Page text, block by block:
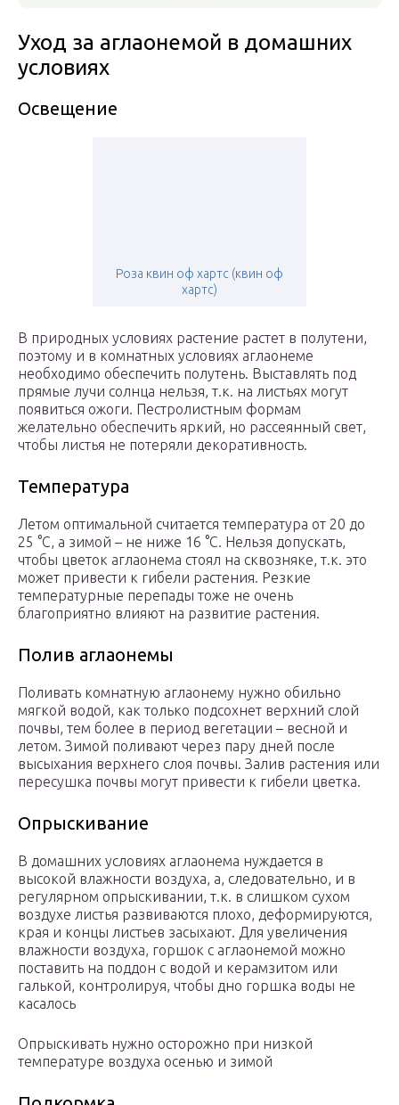
Уход за аглаонемой в домашних
условиях
Освещение
Роза квин оф хартс (квин оф
хартс)
В природных условиях растение растет в полутени,
поэтому и в комнатных условиях аглаонеме
необходимо обеспечить полутень. Выставлять под
прямые лучи солнца нельзя, т.к. на листьях могут
появиться ожоги. Пестролистным формам
желательно обеспечить яркий, но рассеянный свет,
чтобы листья не потеряли декоративность.
Температура
Летом оптимальной считается температура от 20 до
25 °C, а зимой – не ниже 16 °C. Нельзя допускать,
чтобы цветок аглаонема стоял на сквозняке, т.к. это
может привести к гибели растения. Резкие
температурные перепады тоже не очень
благоприятно влияют на развитие растения.
Полив аглаонемы
Поливать комнатную аглаонему нужно обильно
мягкой водой, как только подсохнет верхний слой
почвы, тем более в период вегетации – весной и
летом. Зимой поливают через пару дней после
высыхания верхнего слоя почвы. Залив растения или
пересушка почвы могут привести к гибели цветка.
Опрыскивание
В домашних условиях аглаонема нуждается в
высокой влажности воздуха, а, следовательно, и в
регулярном опрыскивании, т.к. в слишком сухом
воздухе листья развиваются плохо, деформируются,
края и концы листьев засыхают. Для увеличения
влажности воздуха, горшок с аглаонемой можно
поставить на поддон с водой и керамзитом или
галькой, контролируя, чтобы дно горшка воды не
касалось
Опрыскивать нужно осторожно при низкой
температуре воздуха осенью и зимой